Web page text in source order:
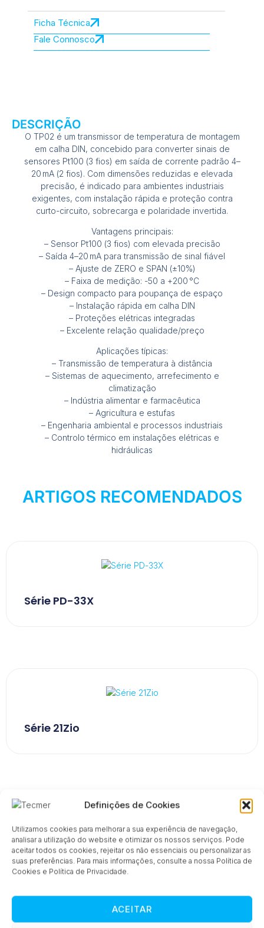
Definições de Cookies
Utilizamos cookies para melhorar a sua experiência de navegação,
analisar a utilização do website e otimizar os nossos serviços. Pode
aceitar todos os cookies, rejeitar os não essenciais ou personalizar as
suas preferências. Para mais informações, consulte a nossa Política de
Cookies e Política de Privacidade.
ACEITAR
Ficha Técnica
Fale Connosco
DESCRIÇÃO
O TP02 é um transmissor de temperatura de montagem
em calha DIN, concebido para converter sinais de
sensores Pt100 (3 fios) em saída de corrente padrão 4–
20 mA (2 fios). Com dimensões reduzidas e elevada
precisão, é indicado para ambientes industriais
exigentes, com instalação rápida e proteção contra
curto-circuito, sobrecarga e polaridade invertida.
Vantagens principais:
– Sensor Pt100 (3 fios) com elevada precisão
– Saída 4–20 mA para transmissão de sinal fiável
– Ajuste de ZERO e SPAN (±10%)
– Faixa de medição: -50 a +200 °C
– Design compacto para poupança de espaço
– Instalação rápida em calha DIN
– Proteções elétricas integradas
– Excelente relação qualidade/preço
Aplicações típicas:
– Transmissão de temperatura à distância
– Sistemas de aquecimento, arrefecimento e
climatização
– Indústria alimentar e farmacêutica
– Agricultura e estufas
– Engenharia ambiental e processos industriais
– Controlo térmico em instalações elétricas e
hidráulicas
ARTIGOS RECOMENDADOS
Série PD-33X
Série 21Zio
Série 23SY